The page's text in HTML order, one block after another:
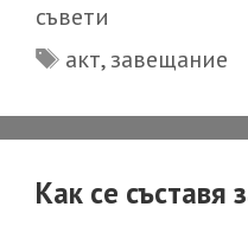
съвети
Tags
акт,завещание
Как се съставя